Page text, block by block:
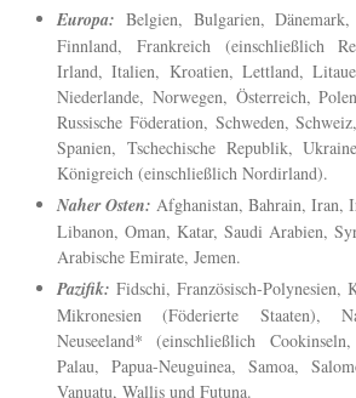
Europa: Belgien, Bulgarien,
Finnland, Frankreich (einschließlich
Irland, Italien, Kroatien, Lettland,
Niederlande, Norwegen, Österreich,
Russische Föderation, Schweden,
Spanien, Tschechische Republik,
Königreich (einschließlich Nordirland).
Naher Osten: Afghanistan, Bahrain, Iran,
Libanon, Oman, Katar, Saudi Arabien,
Arabische Emirate, Jemen.
Pazifik: Fidschi, Französisch-Polynesien,
Mikronesien (Föderierte Staaten),
Neuseeland* (einschließlich
Palau, Papua-Neuguinea, Samoa,
Vanuatu, Wallis und Futuna.